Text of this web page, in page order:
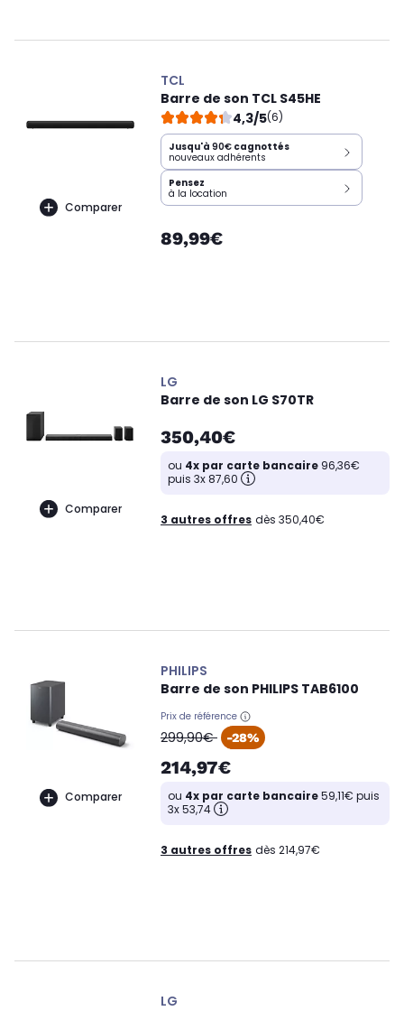
Comparer
TCL
Barre de son TCL S45HE
4,3/5(6)
Jusqu'à 90€ cagnottés
nouveaux adhérents
Pensez
à la location
89,99€
Comparer
LG
Barre de son LG S70TR
350,40€
ou 4x par carte bancaire 96,36€
puis 3x 87,60
3 autres offres dès 350,40€
Comparer
PHILIPS
Barre de son PHILIPS TAB6100
Prix de référence
oldPrice
299,90€ -28%
214,97€
ou 4x par carte bancaire59,11€ puis
3x 53,74
3 autres offres dès 214,97€
LG